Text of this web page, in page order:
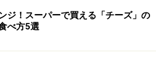
ジ！スーパーで買える「チーズ」の
べ方5選